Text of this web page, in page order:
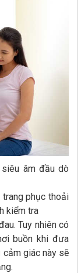
âm đầu dò
phục thoải
kiểm tra
Tuy nhiên có
buồn khi đưa
giác này sẽ